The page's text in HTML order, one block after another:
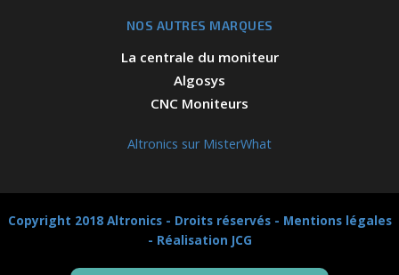
NOS AUTRES MARQUES
La centrale du moniteur
Algosys
CNC Moniteurs
Altronics sur MisterWhat
Copyright 2018 Altronics - Droits réservés - Mentions légales
- Réalisation JCG